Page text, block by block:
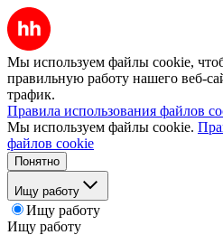
Мы используем файлы cookie,
правильную работу нашего веб-
трафик.
Правила использования файлов
Мы используем файлы cookie.
файлов cookie
Понятно
Ищу работу
Ищу работу
Ищу работу